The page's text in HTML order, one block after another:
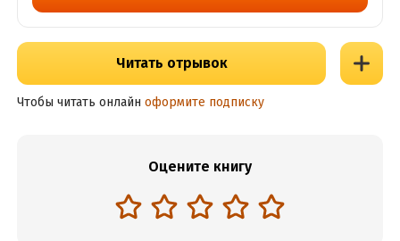
Читать отрывок
Чтобы читать онлайн оформите подписку
Оцените книгу